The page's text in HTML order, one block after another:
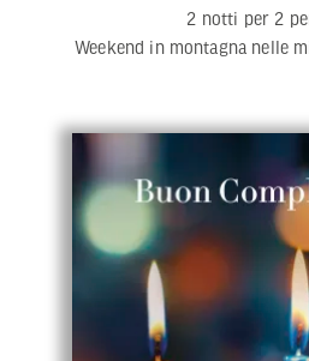
2 notti per 2
Weekend in montagna nelle